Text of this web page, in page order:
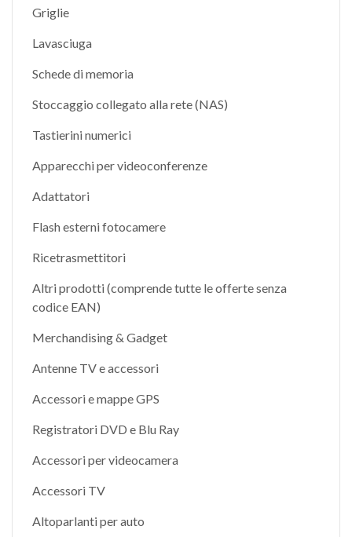
Griglie
Lavasciuga
Schede di memoria
Stoccaggio collegato alla rete (NAS)
Tastierini numerici
Apparecchi per videoconferenze
Adattatori
Flash esterni fotocamere
Ricetrasmettitori
Altri prodotti (comprende tutte le offerte senza
codice EAN)
Merchandising & Gadget
Antenne TV e accessori
Accessori e mappe GPS
Registratori DVD e Blu Ray
Accessori per videocamera
Accessori TV
Altoparlanti per auto